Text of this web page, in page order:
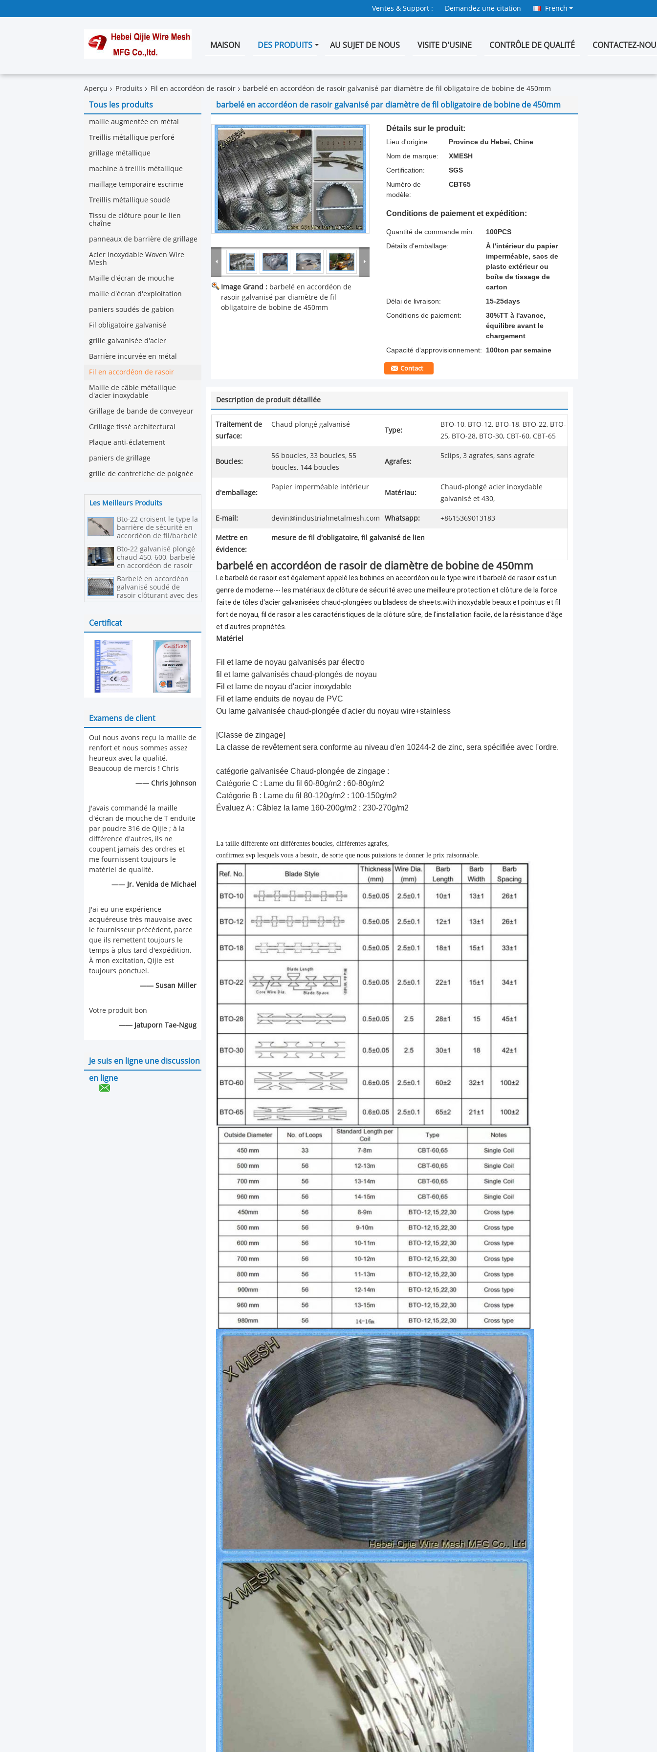
Ventes & Support : Demandez une citation French
MAISON DES PRODUITS AU SUJET DE NOUS VISITE D'USINE CONTRÔLE DE QUALITÉ CONTACTEZ-
Aperçu Produits Fil en accordéon de rasoir barbelé en accordéon de rasoir galvanisé par diamètre de fil obligatoire de bobine de 450mm
Tous les produits
maille augmentée en métal
Treillis métallique perforé
grillage métallique
machine à treillis métallique
maillage temporaire escrime
Treillis métallique soudé
Tissu de clôture pour le lien
chaîne
panneaux de barrière de grillage
Acier inoxydable Woven Wire
Mesh
Maille d'écran de mouche
maille d'écran d'exploitation
paniers soudés de gabion
Fil obligatoire galvanisé
grille galvanisée d'acier
Barrière incurvée en métal
Fil en accordéon de rasoir
Maille de câble métallique
d'acier inoxydable
Grillage de bande de conveyeur
Grillage tissé architectural
Plaque anti-éclatement
paniers de grillage
grille de contrefiche de poignée
Les Meilleurs Produits
Bto-22 croisent le type la
barrière de sécurité en
accordéon de fil/barbelé
Bto-22 galvanisé plongé
chaud 450, 600, barbelé
en accordéon de rasoir
Barbelé en accordéon
galvanisé soudé de
rasoir clôturant avec des
boucles
Certificat
Examens de client
Oui nous avons reçu la maille de
renfort et nous sommes assez
heureux avec la qualité.
Beaucoup de mercis ! Chris
—— Chris Johnson
J'avais commandé la maille
d'écran de mouche de T enduite
par poudre 316 de Qijie ; à la
différence d'autres, ils ne
coupent jamais des ordres et
me fournissent toujours le
matériel de qualité.
—— Jr. Venida de Michael
J'ai eu une expérience
acquéreuse très mauvaise avec
le fournisseur précédent, parce
que ils remettent toujours le
temps à plus tard d'expédition.
À mon excitation, Qijie est
toujours ponctuel.
—— Susan Miller
Votre produit bon
—— Jatuporn Tae-Ngug
Je suis en ligne une discussion
en ligne
barbelé en accordéon de rasoir galvanisé par diamètre de fil obligatoire de bobine de 450mm
Image Grand : barbelé en accordéon de
rasoir galvanisé par diamètre de fil
obligatoire de bobine de 450mm
Détails sur le produit:
Lieu d'origine:
Province du Hebei, Chine
Nom de marque:
XMESH
Certification:
SGS
Numéro de
modèle:
CBT65
Conditions de paiement et expédition:
Quantité de commande min:
100PCS
Détails d'emballage:
À l'intérieur du papier
imperméable, sacs de
plastc extérieur ou
boîte de tissage de
carton
Délai de livraison:
15-25days
Conditions de paiement:
30%TT à l'avance,
équilibre avant le
chargement
Capacité d'approvisionnement:
100ton par semaine
Contact
Description de produit détaillée
Traitement de
surface:
Chaud plongé galvanisé
Type:
BTO-10, BTO-12, BTO-18, BTO-22, BTO-
25, BTO-28, BTO-30, CBT-60, CBT-65
Boucles:
56 boucles, 33 boucles, 55
boucles, 144 boucles
Agrafes:
5clips, 3 agrafes, sans agrafe
d'emballage:
Papier imperméable intérieur
Matériau:
Chaud-plongé acier inoxydable
galvanisé et 430,
E-mail: devin@industrialmetalmesh.com Whatsapp: +8615369013183
Mettre en
évidence:
mesure de fil d'obligatoire, fil galvanisé de lien
barbelé en accordéon de rasoir de diamètre de bobine de 450mm
Le barbelé de rasoir est également appelé les bobines en accordéon ou le type wire.it barbelé de rasoir est un
genre de moderne--- les matériaux de clôture de sécurité avec une meilleure protection et clôture de la force
faite de tôles d'acier galvanisées chaud-plongées ou bladess de sheets.with inoxydable beaux et pointus et fil
fort de noyau, fil de rasoir a les caractéristiques de la clôture sûre, de l'installation facile, de la résistance d'âge
et d'autres propriétés.
Matériel
Fil et lame de noyau galvanisés par électro
fil et lame galvanisés chaud-plongés de noyau
Fil et lame de noyau d'acier inoxydable
Fil et lame enduits de noyau de PVC
Ou lame galvanisée chaud-plongée d'acier du noyau wire+stainless
[Classe de zingage]
La classe de revêtement sera conforme au niveau d'en 10244-2 de zinc, sera spécifiée avec l'ordre.
catégorie galvanisée Chaud-plongée de zingage :
Catégorie C : Lame du fil 60-80g/m2 : 60-80g/m2
Catégorie B : Lame du fil 80-120g/m2 : 100-150g/m2
Évaluez A : Câblez la lame 160-200g/m2 : 230-270g/m2
La taille différente ont différentes boucles, différentes agrafes,
confirmez svp lesquels vous a besoin, de sorte que nous puissions te donner le prix raisonnable.